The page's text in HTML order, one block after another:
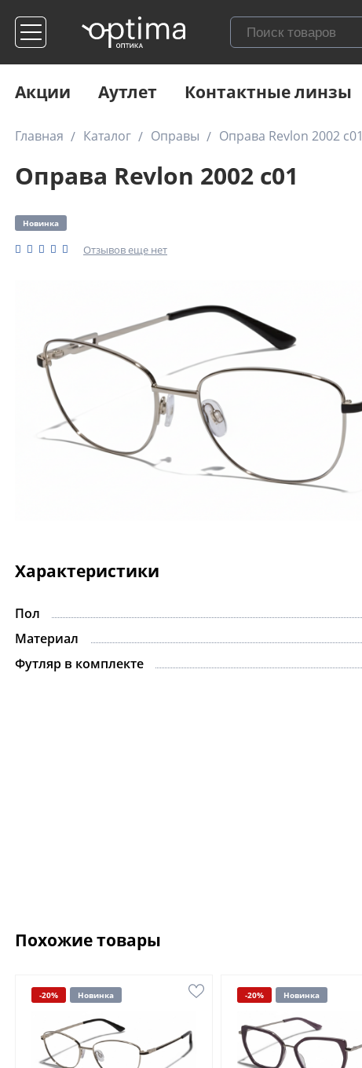
Акции Аутлет Контактные линзы
Главная Каталог Оправы Оправа Revlon 2002 c01
Оправа Revlon 2002 c01
Новинка
Отзывов еще нет
Характеристики
Пол
Материал
Футляр в комплекте
Похожие товары
-20% Новинка -20% Новинка